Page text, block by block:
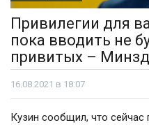
Привилегии для
пока вводить не
привитых –
16.08.2021 в 18:07
Кузин сообщил, что сейчас